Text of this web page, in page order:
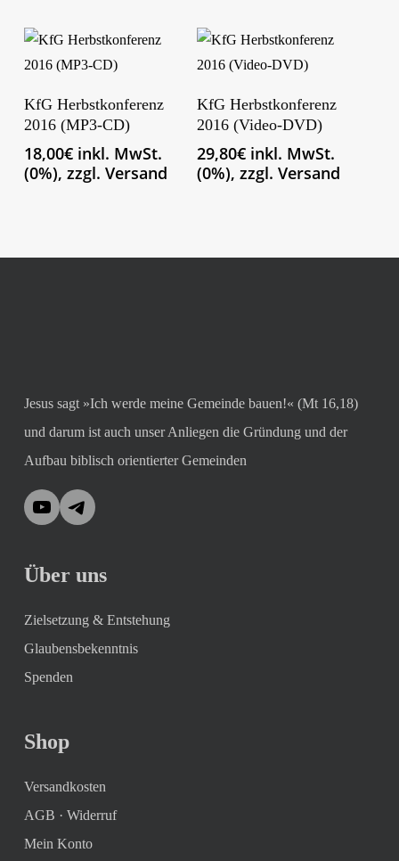
KfG Herbstkonferenz
2016 (MP3-CD)
18,00€ inkl. MwSt.
(0%), zzgl. Versand
KfG Herbstkonferenz
2016 (Video-DVD)
29,80€ inkl. MwSt.
(0%), zzgl. Versand
Jesus sagt »Ich werde meine Gemeinde bauen!« (Mt 16,18)
und darum ist auch unser Anliegen die Gründung und der
Aufbau biblisch orientierter Gemeinden
YouTubeTelegram
Über uns
Zielsetzung & Entstehung
Glaubensbekenntnis
Spenden
Shop
Versandkosten
AGB · Widerruf
Mein Konto